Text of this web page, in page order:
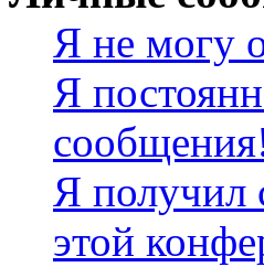
Я не могу
Я
Я получил
этой